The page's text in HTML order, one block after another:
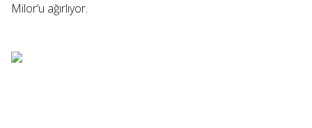
Milor’u ağırlıyor.